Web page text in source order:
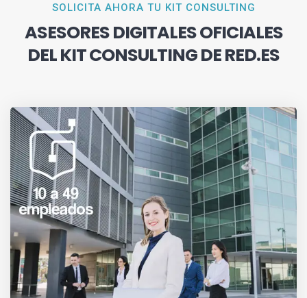
SOLICITA AHORA TU KIT CONSULTING
ASESORES DIGITALES OFICIALES
DEL KIT CONSULTING DE RED.ES